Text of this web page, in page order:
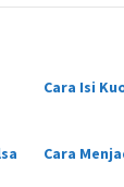
Cara Isi
Cara